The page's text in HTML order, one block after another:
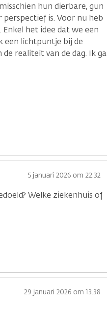
hun dierbare, gun
is. Voor nu heb
het idee dat we een
een lichtpuntje bij de
realiteit van de dag. Ik ga
5 januari 2026 om 22.32
Welke ziekenhuis of
29 januari 2026 om 13.38